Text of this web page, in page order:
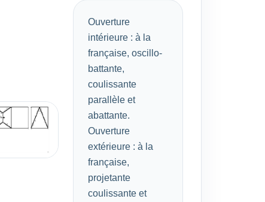
Ouverture
intérieure : à la
française, oscillo-
battante,
coulissante
parallèle et
abattante.
Ouverture
extérieure : à la
française,
projetante
coulissante et